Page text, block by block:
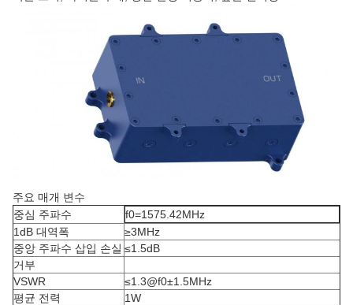
주요 매개 변수
중심 주파수
f0=1575.42MHz
1dB 대역폭
≥3MHz
중앙 주파수 삽입 손실 ≤1.5dB
거부
VSWR
≤1.3@f0±1.5MHz
평균 전력
1W